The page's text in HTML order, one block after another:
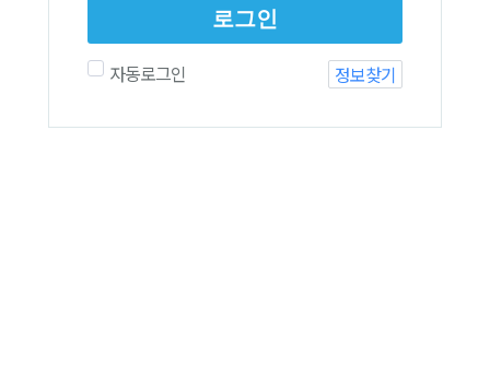
로그인
자동로그인 정보찾기